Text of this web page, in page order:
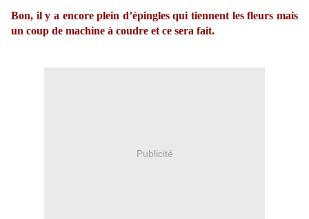
Bon, il y a encore plein d’épingles qui tiennent les fleurs mais
un coup de machine à coudre et ce sera fait.
Publicité